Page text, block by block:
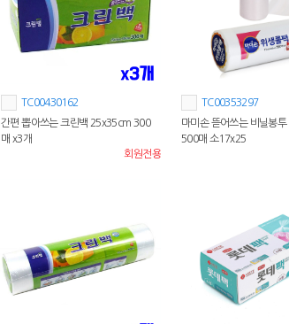
TC00430162
간편 뽑아쓰는 크린백 25x35cm 300
매 x3개
회원전용
TC00353297
마미손 뜯어쓰는 비닐봉투
500매 소17x25